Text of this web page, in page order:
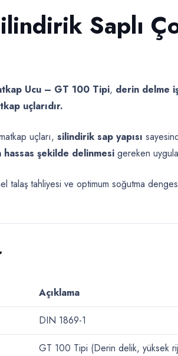
Saplı
Ucu – GT 100 Tipi, derin delme
uçlarıdır.
uçları, silindirik sap yapısı
şekilde delinmesi gereken
talaş tahliyesi ve optimum soğutma
Açıklama
DIN 1869-1
GT 100 Tipi (Derin delik, yüksek